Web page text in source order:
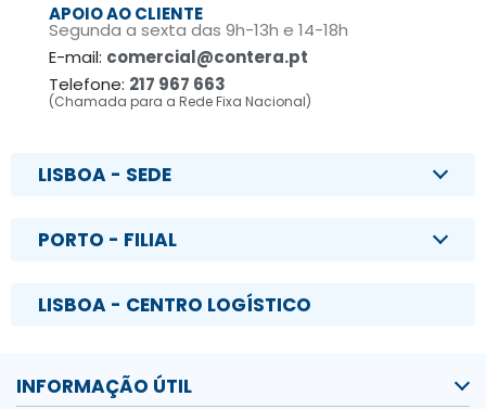
APOIO AO CLIENTE
Segunda a sexta das 9h-13h e 14-18h
E-mail: comercial@contera.pt
Telefone: 217 967 663
(Chamada para a Rede Fixa Nacional)
LISBOA - SEDE
PORTO - FILIAL
LISBOA - CENTRO LOGÍSTICO
INFORMAÇÃO ÚTIL